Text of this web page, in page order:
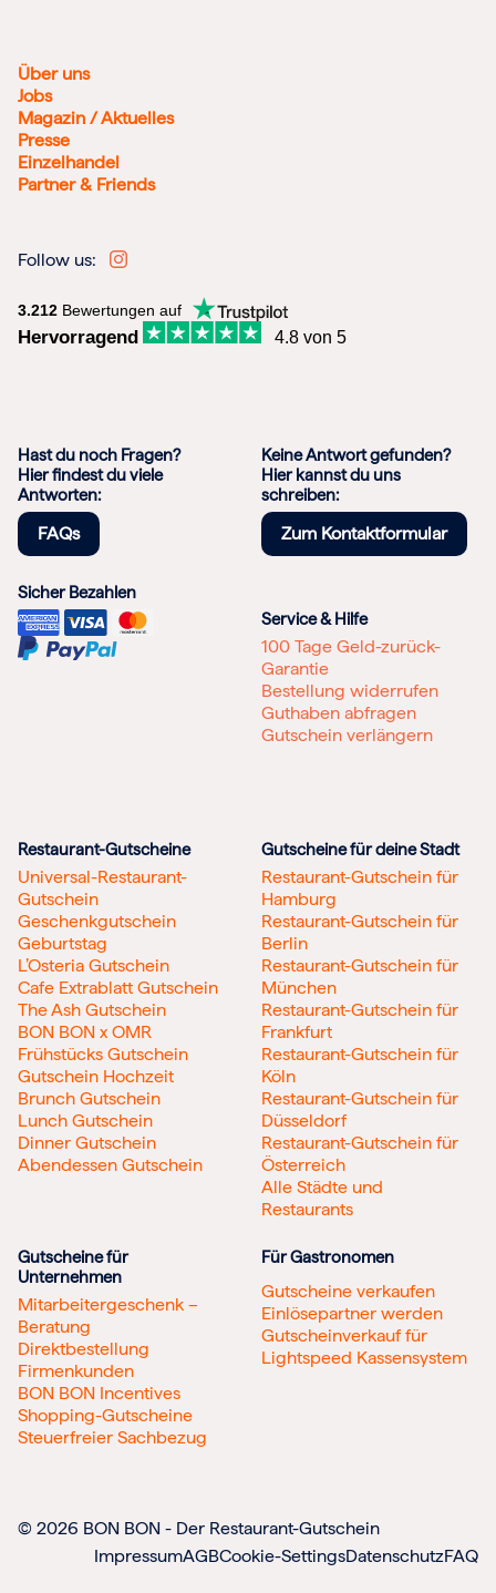
Über uns
Jobs
Magazin / Aktuelles
Presse
Einzelhandel
Partner & Friends
Follow us:
3.212 Bewertungen auf
Hervorragend 4.8 von 5
Hast du noch Fragen?
Hier findest du viele
Antworten:
FAQs
Keine Antwort gefunden?
Hier kannst du uns
schreiben:
Zum Kontaktformular
Sicher Bezahlen
Service & Hilfe
100 Tage Geld-zurück-
Garantie
Bestellung widerrufen
Guthaben abfragen
Gutschein verlängern
Restaurant-Gutscheine
Universal-Restaurant-
Gutschein
Geschenkgutschein
Geburtstag
L’Osteria Gutschein
Cafe Extrablatt Gutschein
The Ash Gutschein
BON BON x OMR
Frühstücks Gutschein
Gutschein Hochzeit
Brunch Gutschein
Lunch Gutschein
Dinner Gutschein
Abendessen Gutschein
Gutscheine für deine Stadt
Restaurant-Gutschein für
Hamburg
Restaurant-Gutschein für
Berlin
Restaurant-Gutschein für
München
Restaurant-Gutschein für
Frankfurt
Restaurant-Gutschein für
Köln
Restaurant-Gutschein für
Düsseldorf
Restaurant-Gutschein für
Österreich
Alle Städte und
Restaurants
Gutscheine für
Unternehmen
Mitarbeitergeschenk –
Beratung
Direktbestellung
Firmenkunden
BON BON Incentives
Shopping-Gutscheine
Steuerfreier Sachbezug
Für Gastronomen
Gutscheine verkaufen
Einlösepartner werden
Gutscheinverkauf für
Lightspeed Kassensystem
© 2026 BON BON - Der Restaurant-Gutschein
ImpressumAGBCookie-SettingsDatenschutzFAQ